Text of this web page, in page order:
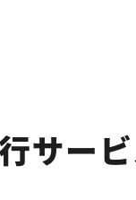
サー